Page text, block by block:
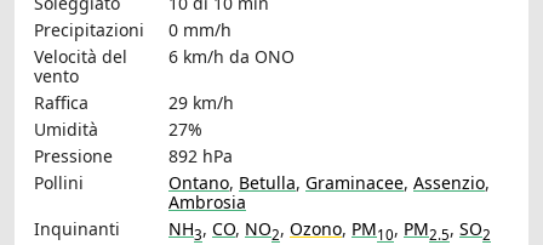
Precipitazioni
0 mm/h
Velocità del
vento
6 km/h da ONO
Raffica
29 km/h
Umidità
27%
Pressione
892 hPa
Pollini
Ontano, Betulla, Graminacee, Assenzio,
Ambrosia
Inquinanti
NH3, CO, NO2, Ozono, PM10, PM2.5, SO2